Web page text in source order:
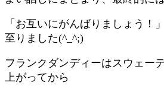
「お互いにがんばりましょう！
至りました(^_^;)
フランクダンディーはスウェー
上がってから